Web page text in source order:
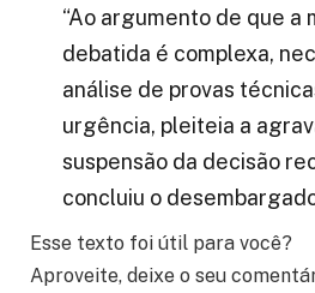
“Ao argumento de que a
debatida é complexa,
análise de provas
urgência, pleiteia a
suspensão da decisão
concluiu o
Esse texto foi útil para você?
Aproveite, deixe o seu